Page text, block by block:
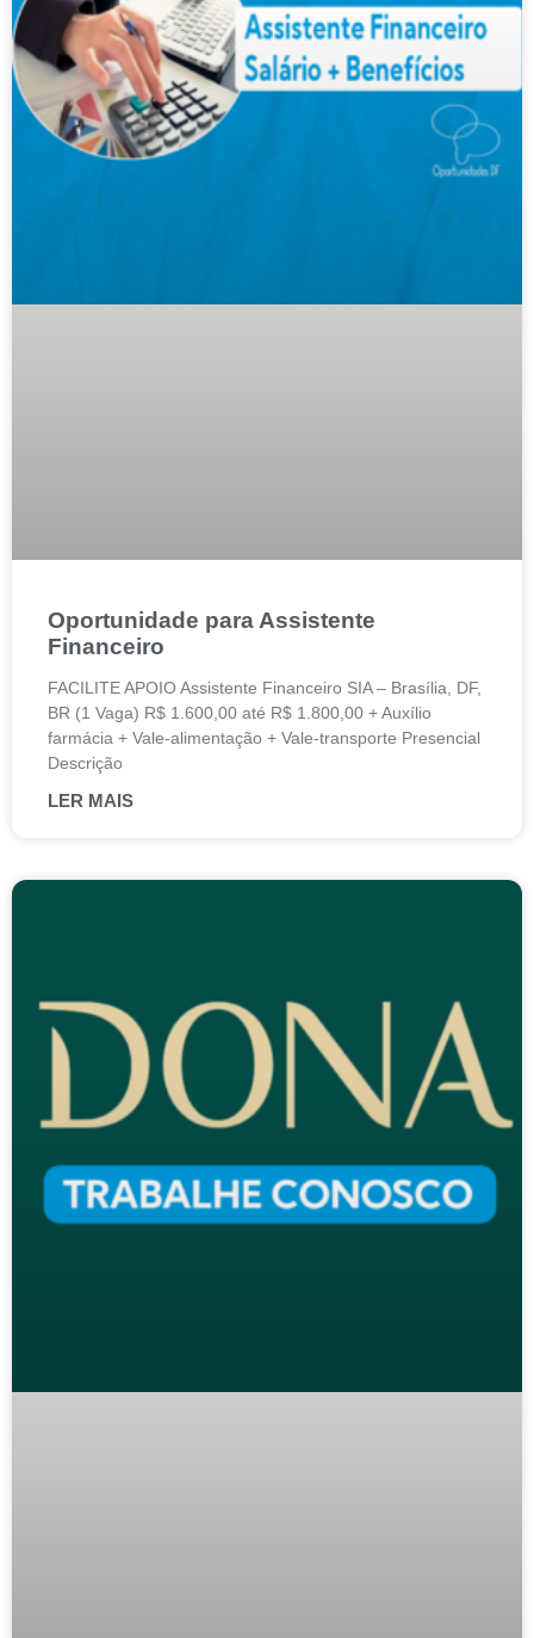
Oportunidade para Assistente
Financeiro
FACILITE APOIO Assistente Financeiro SIA – Brasília, DF,
BR (1 Vaga) R$ 1.600,00 até R$ 1.800,00 + Auxílio
farmácia + Vale-alimentação + Vale-transporte Presencial
Descrição
LER MAIS